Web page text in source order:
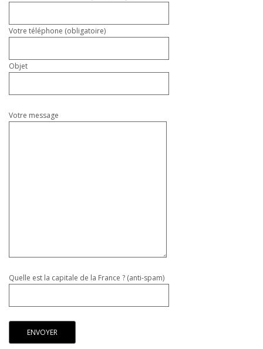
Votre téléphone (obligatoire)
Objet
Votre message
Quelle est la capitale de la France ? (anti-spam)